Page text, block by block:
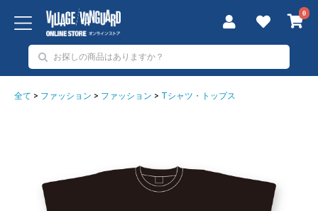
0
全て > ファッション > ファッション > Tシャツ・トップス